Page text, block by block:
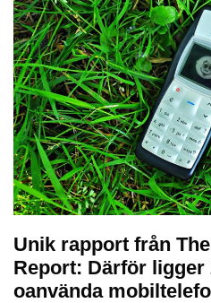
Unik rapport från
Report: Därför ligger
oanvända